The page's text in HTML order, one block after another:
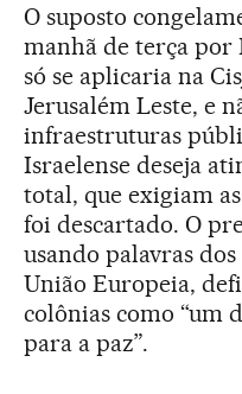
O suposto
manhã de terça por
só se aplicaria na
Jerusalém Leste, e
infraestruturas
Israelense deseja
total, que exigiam
foi descartado. O
usando palavras
União Europeia,
colônias como “um
para a paz”.